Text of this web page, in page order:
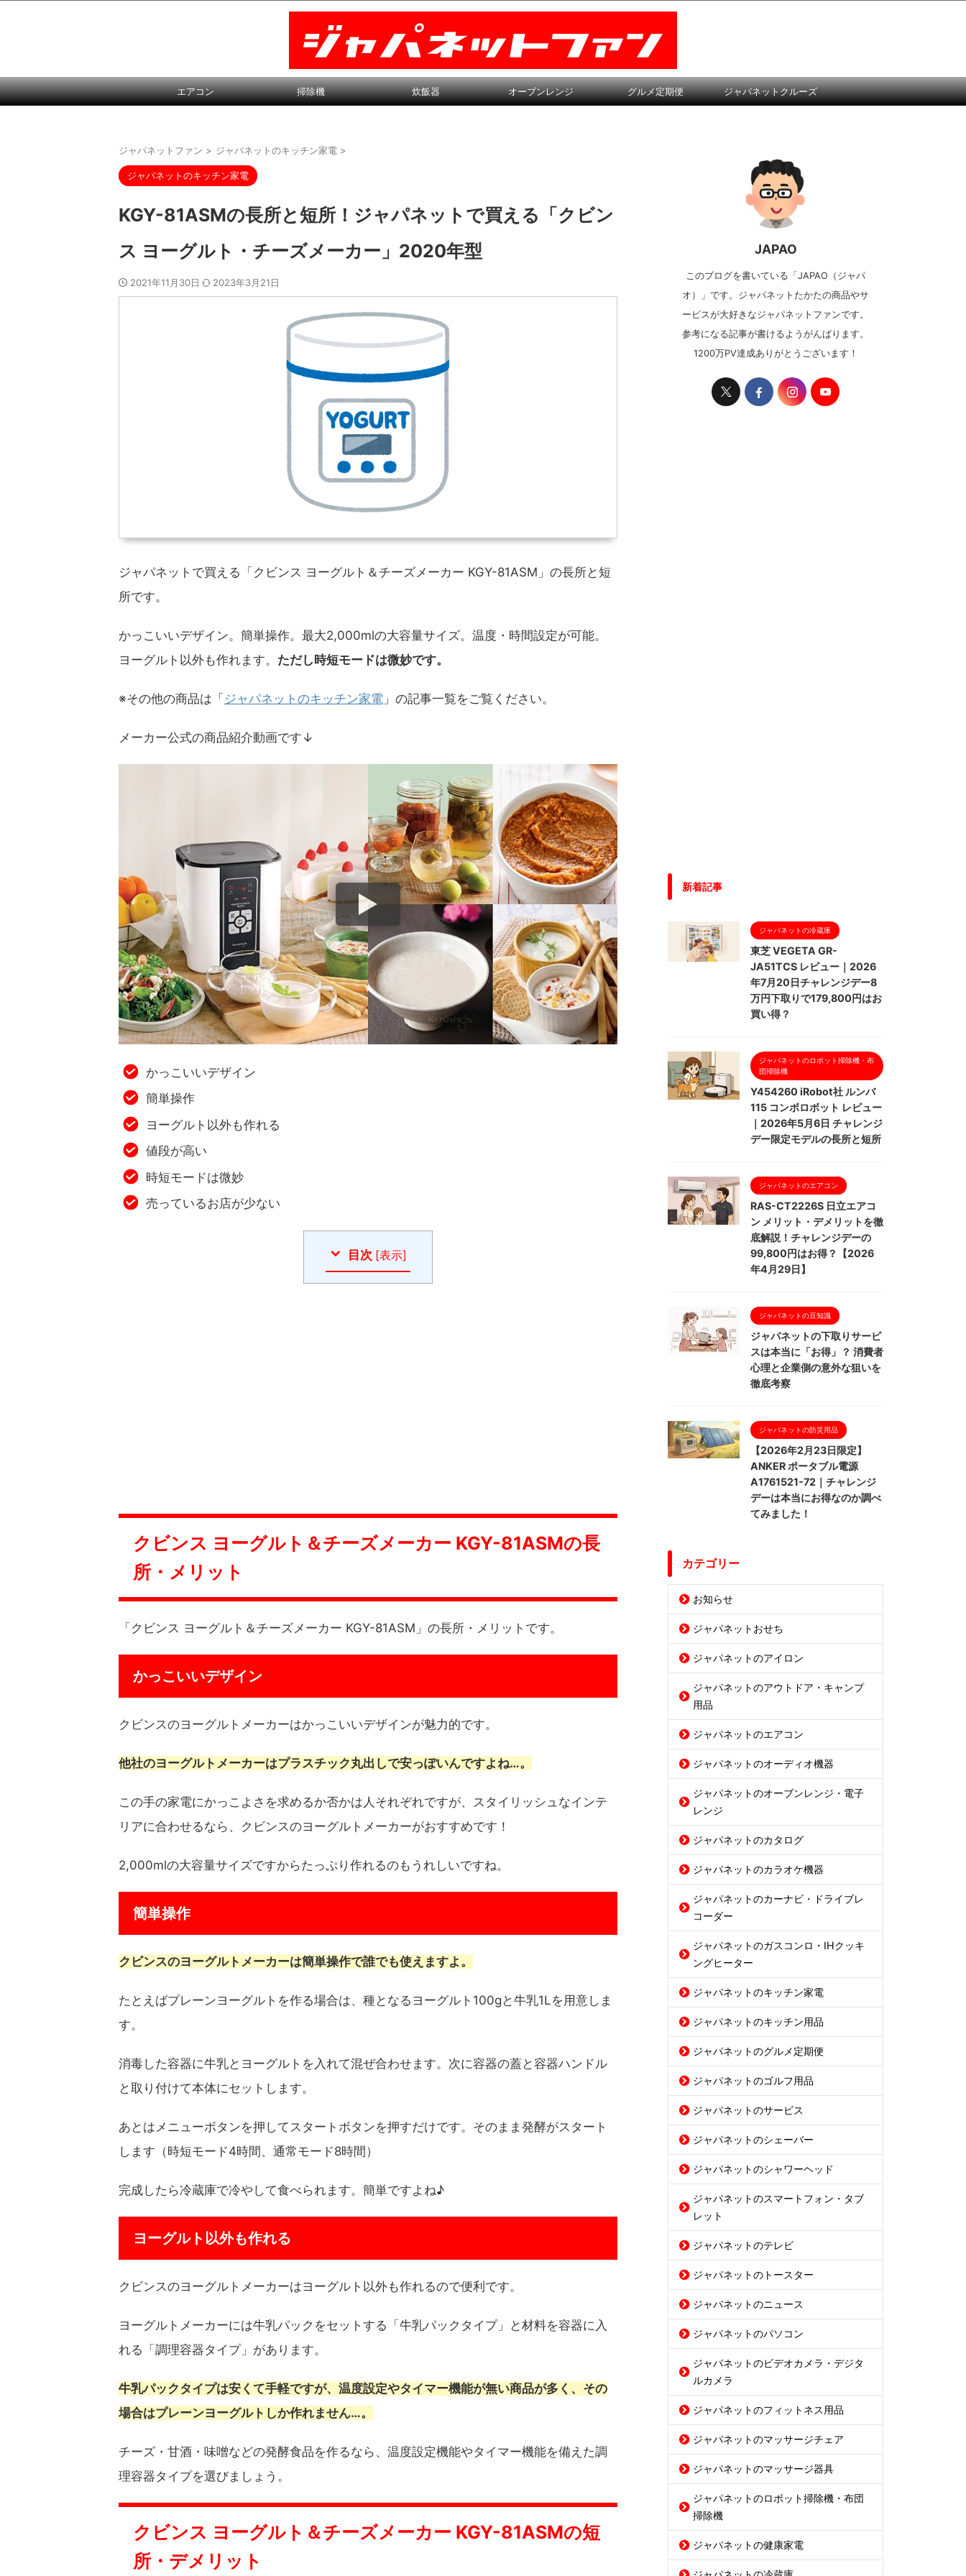
エアコン 掃除機 炊飯器 オーブンレンジ グルメ定期便 ジャパネットクルーズ
ジャパネットファン > ジャパネットのキッチン家電 >
ジャパネットのキッチン家電
KGY-81ASMの長所と短所！ジャパネットで買える「クビン
ス ヨーグルト・チーズメーカー」2020年型
2021年11月30日 2023年3月21日
ジャパネットで買える「クビンス ヨーグルト＆チーズメーカー KGY-81ASM」の長所と短
所です。
かっこいいデザイン。簡単操作。最大2,000mlの大容量サイズ。温度・時間設定が可能。
ヨーグルト以外も作れます。 ただし時短モードは微妙です。
※その他の商品は「 ジャパネットのキッチン家電 」の記事一覧をご覧ください。
メーカー公式の商品紹介動画です↓
かっこいいデザイン
簡単操作
ヨーグルト以外も作れる
値段が高い
時短モードは微妙
売っているお店が少ない
目次 [表示]
クビンス ヨーグルト＆チーズメーカー KGY-81ASMの長
所・メリット
「クビンス ヨーグルト＆チーズメーカー KGY-81ASM」の長所・メリットです。
かっこいいデザイン
クビンスのヨーグルトメーカーはかっこいいデザインが魅力的です。
他社のヨーグルトメーカーはプラスチック丸出しで安っぽいんですよね…。
この手の家電にかっこよさを求めるか否かは人それぞれですが、スタイリッシュなインテ
リアに合わせるなら、クビンスのヨーグルトメーカーがおすすめです！
2,000mlの大容量サイズですからたっぷり作れるのもうれしいですね。
簡単操作
クビンスのヨーグルトメーカーは簡単操作で誰でも使えますよ。
たとえばプレーンヨーグルトを作る場合は、種となるヨーグルト100gと牛乳1Lを用意しま
す。
消毒した容器に牛乳とヨーグルトを入れて混ぜ合わせます。次に容器の蓋と容器ハンドル
と取り付けて本体にセットします。
あとはメニューボタンを押してスタートボタンを押すだけです。そのまま発酵がスタート
します（時短モード4時間、通常モード8時間）
完成したら冷蔵庫で冷やして食べられます。簡単ですよね♪
ヨーグルト以外も作れる
クビンスのヨーグルトメーカーはヨーグルト以外も作れるので便利です。
ヨーグルトメーカーには牛乳パックをセットする「牛乳パックタイプ」と材料を容器に入
れる「調理容器タイプ」があります。
牛乳パックタイプは安くて手軽ですが、温度設定やタイマー機能が無い商品が多く、その
場合はプレーンヨーグルトしか作れません…。
チーズ・甘酒・味噌などの発酵食品を作るなら、温度設定機能やタイマー機能を備えた調
理容器タイプを選びましょう。
クビンス ヨーグルト＆チーズメーカー KGY-81ASMの短
所・デメリット
JAPAO
このブログを書いている「JAPAO（ジャパ
オ）」です。ジャパネットたかたの商品やサ
ービスが大好きなジャパネットファンです。
参考になる記事が書けるようがんばります。
1200万PV達成ありがとうございます！
新着記事
ジャパネットの冷蔵庫
東芝 VEGETA GR-
JA51TCS レビュー｜2026
年7月20日チャレンジデー8
万円下取りで179,800円はお
買い得？
ジャパネットのロボット掃除機・布
団掃除機
Y454260 iRobot社 ルンバ
115 コンボロボット レビュー
｜2026年5月6日 チャレンジ
デー限定モデルの長所と短所
ジャパネットのエアコン
RAS-CT2226S 日立エアコ
ン メリット・デメリットを徹
底解説！チャレンジデーの
99,800円はお得？【2026
年4月29日】
ジャパネットの豆知識
ジャパネットの下取りサービ
スは本当に「お得」？ 消費者
心理と企業側の意外な狙いを
徹底考察
ジャパネットの防災用品
【2026年2月23日限定】
ANKER ポータブル電源
A1761521-72｜チャレンジ
デーは本当にお得なのか調べ
てみました！
カテゴリー
お知らせ
ジャパネットおせち
ジャパネットのアイロン
ジャパネットのアウトドア・キャンプ
用品
ジャパネットのエアコン
ジャパネットのオーディオ機器
ジャパネットのオーブンレンジ・電子
レンジ
ジャパネットのカタログ
ジャパネットのカラオケ機器
ジャパネットのカーナビ・ドライブレ
コーダー
ジャパネットのガスコンロ・IHクッキ
ングヒーター
ジャパネットのキッチン家電
ジャパネットのキッチン用品
ジャパネットのグルメ定期便
ジャパネットのゴルフ用品
ジャパネットのサービス
ジャパネットのシェーバー
ジャパネットのシャワーヘッド
ジャパネットのスマートフォン・タブ
レット
ジャパネットのテレビ
ジャパネットのトースター
ジャパネットのニュース
ジャパネットのパソコン
ジャパネットのビデオカメラ・デジタ
ルカメラ
ジャパネットのフィットネス用品
ジャパネットのマッサージチェア
ジャパネットのマッサージ器具
ジャパネットのロボット掃除機・布団
掃除機
ジャパネットの健康家電